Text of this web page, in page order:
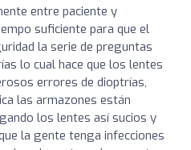
entre paciente y
suficiente para que el
la serie de preguntas
lo cual hace que los lentes
errores de dioptrías,
las armazones están
los lentes así sucios y
la gente tenga infecciones